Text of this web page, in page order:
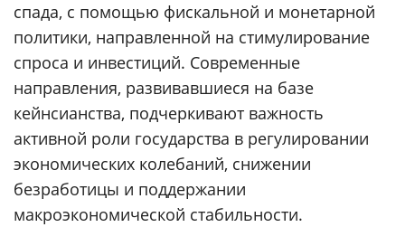
спада, с помощью фискальной и монетарной
политики, направленной на стимулирование
спроса и инвестиций. Современные
направления, развивавшиеся на базе
кейнсианства, подчеркивают важность
активной роли государства в регулировании
экономических колебаний, снижении
безработицы и поддержании
макроэкономической стабильности.